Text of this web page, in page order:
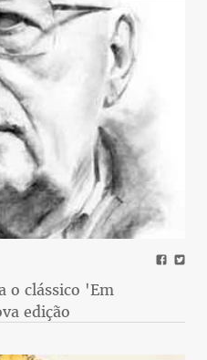
o clássico 'Em
edição